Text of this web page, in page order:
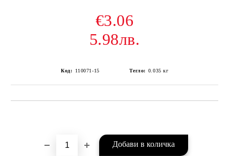
€3.06
5.98лв.
Код: 110071-15 Тегло: 0.035 кг